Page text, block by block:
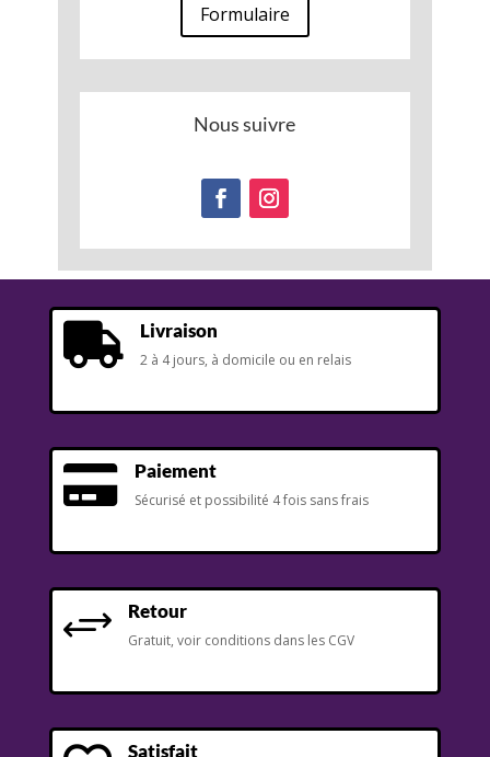
Formulaire
Nous suivre
 Livraison
2 à 4 jours, à domicile ou en relais
 Paiement
Sécurisé et possibilité 4 fois sans frais
+ Retour
Gratuit, voir conditions dans les CGV
Satisfait